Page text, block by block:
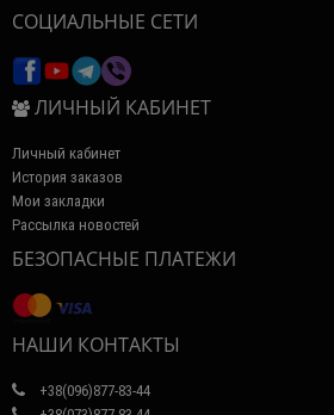
СОЦИАЛЬНЫЕ СЕТИ
ЛИЧНЫЙ КАБИНЕТ
Личный кабинет
История заказов
Мои закладки
Рассылка новостей
БЕЗОПАСНЫЕ ПЛАТЕЖИ
НАШИ КОНТАКТЫ
+38(096)877-83-44